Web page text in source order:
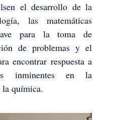
el desarrollo de la
las matemáticas
para la toma de
de problemas y el
encontrar respuesta a
inminentes en la
química.